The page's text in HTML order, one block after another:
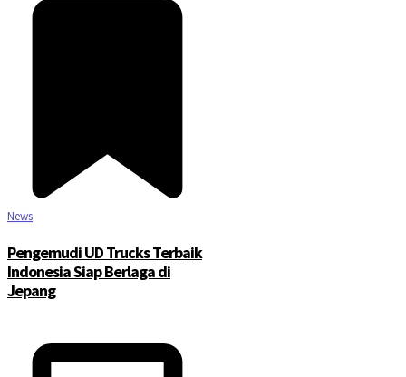
News
Pengemudi UD Trucks Terbaik
Indonesia Siap Berlaga di
Jepang